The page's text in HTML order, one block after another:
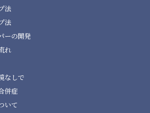
法
法
ーの開発
れ
なしで
併症
いて